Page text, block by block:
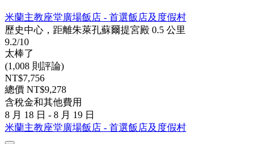
米蘭主教座堂廣場飯店 - 首選飯店及度假村
歷史中心，距離朱萊孔蘇爾提宮殿 0.5 公里
9.2/10
太棒了
(1,008 則評論)
NT$7,756
總價 NT$9,278
含稅金和其他費用
8 月 18 日 - 8 月 19 日
米蘭主教座堂廣場飯店 - 首選飯店及度假村